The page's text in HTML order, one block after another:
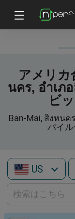
アメリカ
นคร, อำเภ
ビ
Ban-Mai, สิงหนค
バイ
US